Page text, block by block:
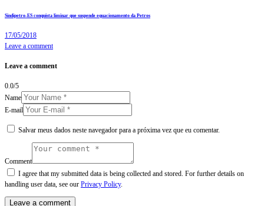
Sindipetro-ES conquista liminar que suspende equacionamento da Petros
17/05/2018
Leave a comment
Leave a comment
0.0/5
Name
E-mail
Salvar meus dados neste navegador para a próxima vez que eu comentar.
Comment
I agree that my submitted data is being collected and stored. For further details on
handling user data, see our Privacy Policy.